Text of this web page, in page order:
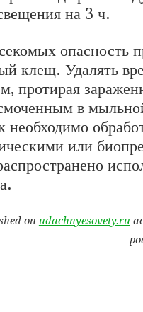
на 3 ч.
опасность
клещ. Удалять
протирая
в
необходимо
или
on udachnyesovety.ru